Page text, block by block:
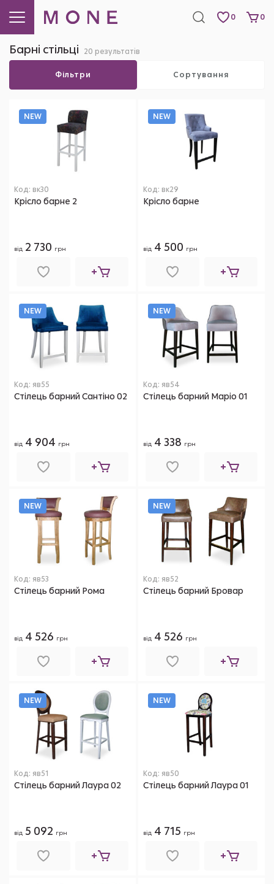
0 0
Барні стільці 20 результатів
Фільтри Сортування
NEW
Код: вк30
Крісло барне 2
від 2 730 грн
NEW
Код: вк29
Крісло барне
від 4 500 грн
NEW
Код: яв55
Стілець барний Сантіно 02
від 4 904 грн
NEW
Код: яв54
Стілець барний Маріо 01
від 4 338 грн
NEW
Код: яв53
Стілець барний Рома
від 4 526 грн
NEW
Код: яв52
Стілець барний Бровар
від 4 526 грн
NEW
Код: яв51
Стілець барний Лаура 02
від 5 092 грн
NEW
Код: яв50
Стілець барний Лаура 01
від 4 715 грн